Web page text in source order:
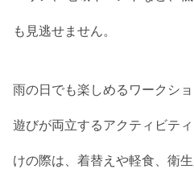
も見逃せません。
雨の日でも楽しめるワークシ
遊びが両立するアクティビテ
けの際は、着替えや軽食、衛